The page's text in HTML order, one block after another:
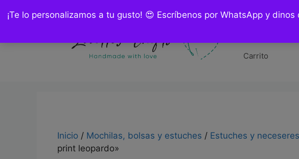
¡Te lo personalizamos a tu gusto! 😍 Escríbenos por WhatsApp y
Carrito
Inicio / Mochilas, bolsas y estuches / Estuches y neceseres
print leopardo»